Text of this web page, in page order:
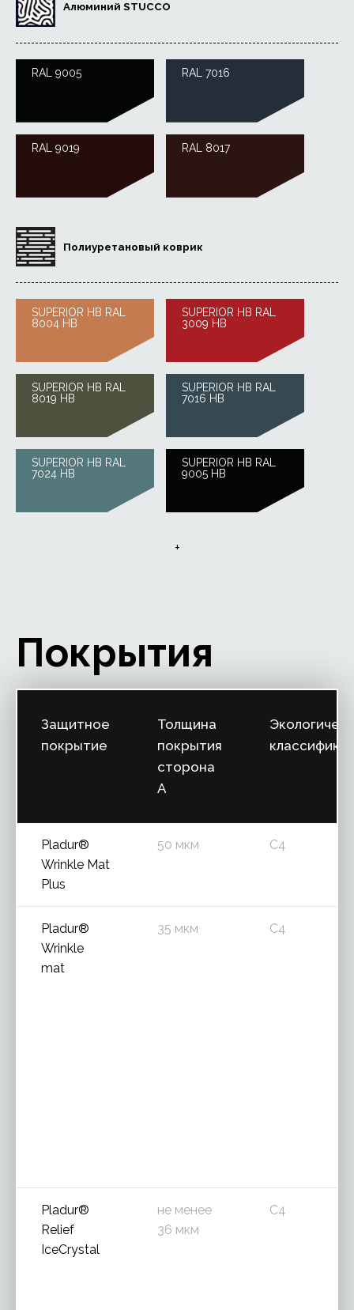
Алюминий STUCCO
RAL 9005 RAL 7016
RAL 9019 RAL 8017
Полиуретановый коврик
SUPERIOR HB RAL
8004 HB
SUPERIOR HB RAL
3009 HB
SUPERIOR HB RAL
8019 HB
SUPERIOR HB RAL
7016 HB
SUPERIOR HB RAL
7024 HB
SUPERIOR HB RAL
9005 HB
+
Покрытия
Защитное
покрытие
Толщина
покрытия
сторона
A
Pladur®
Wrinkle Mat
Plus
50 мкм C4
Pladur®
Wrinkle
mat
35 мкм C4
Pladur®
Relief
IceCrystal
не менее
36 мкм
C4